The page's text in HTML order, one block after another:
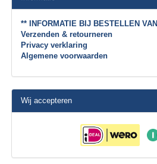
** INFORMATIE BIJ BESTELLEN
Verzenden & retourneren
Privacy verklaring
Algemene voorwaarden
Wij accepteren